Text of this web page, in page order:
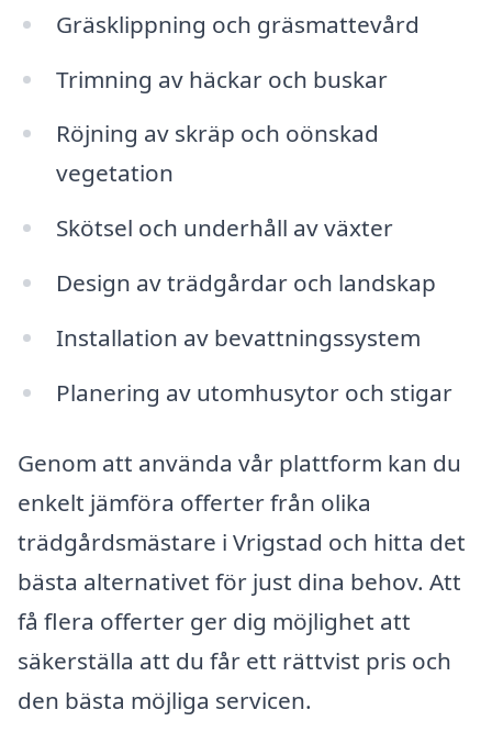
Gräsklippning och gräsmattevård
Trimning av häckar och buskar
Röjning av skräp och oönskad
vegetation
Skötsel och underhåll av växter
Design av trädgårdar och landskap
Installation av bevattningssystem
Planering av utomhusytor och stigar
Genom att använda vår plattform kan du
enkelt jämföra offerter från olika
trädgårdsmästare i Vrigstad och hitta det
bästa alternativet för just dina behov. Att
få flera offerter ger dig möjlighet att
säkerställa att du får ett rättvist pris och
den bästa möjliga servicen.